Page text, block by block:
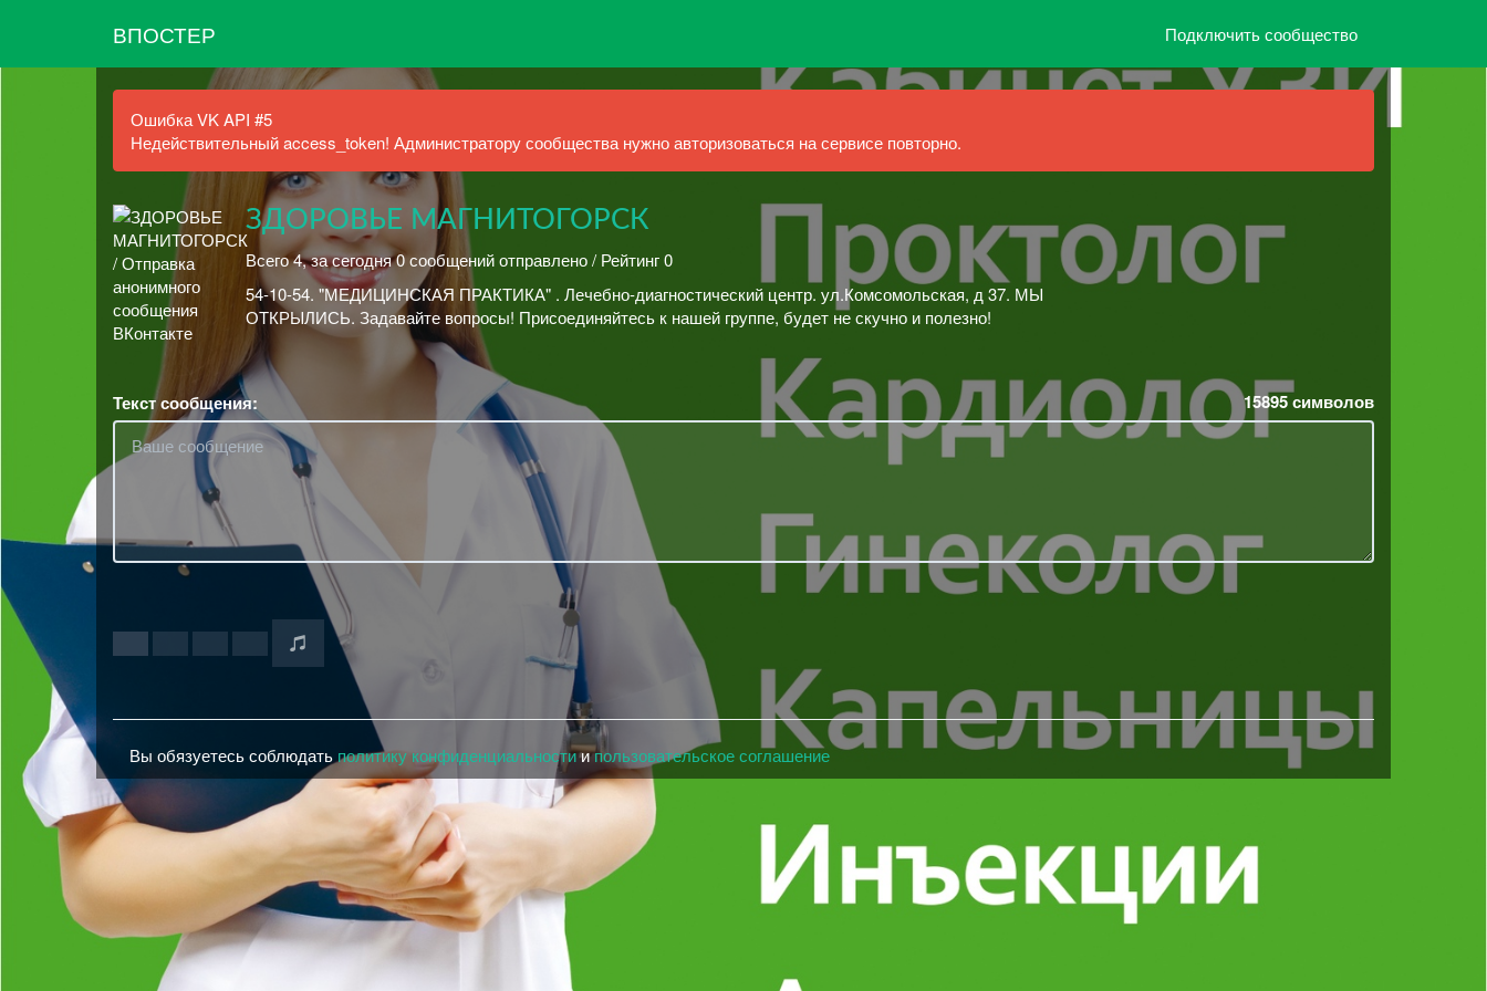
ВПОСТЕР Подключить сообщество
Ошибка VK API #5
Недействительный access_token! Администратору сообщества нужно авторизоваться на сервисе повторно.
ЗДОРОВЬЕ МАГНИТОГОРСК
Всего 4, за сегодня 0 сообщений отправлено / Рейтинг 0
54-10-54. "МЕДИЦИНСКАЯ ПРАКТИКА" . Лечебно-диагностический центр. ул.Комсомольская, д 37. МЫ
ОТКРЫЛИСЬ. Задавайте вопросы! Присоединяйтесь к нашей группе, будет не скучно и полезно!
Текст сообщения: 15895символов
Вы обязуетесь соблюдать политику конфиденциальностиипользовательское соглашение